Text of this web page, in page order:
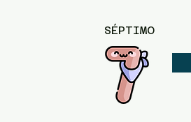
SÉPTIMO